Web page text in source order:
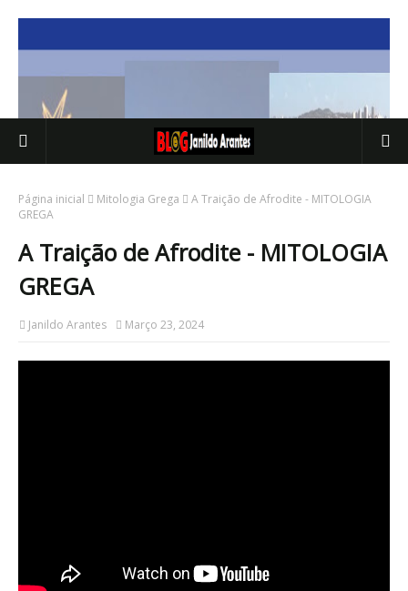
Página inicial Mitologia Grega
A Traição de Afrodite - MITOLOGIA
GREGA
A Traição de Afrodite - MITOLOGIA
GREGA
Janildo Arantes Março 23, 2024